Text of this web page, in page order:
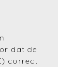
dat de
correct